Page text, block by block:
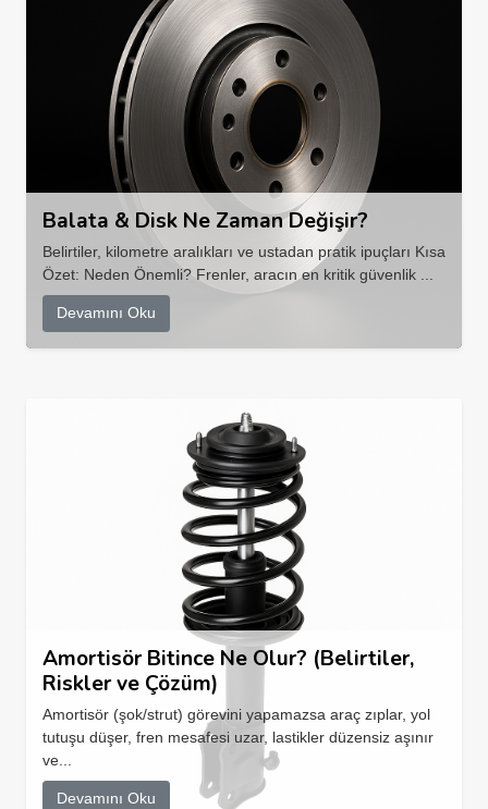
Balata & Disk Ne Zaman Değişir?
Belirtiler, kilometre aralıkları ve ustadan pratik ipuçları Kısa
Özet: Neden Önemli? Frenler, aracın en kritik güvenlik ...
Devamını Oku
Amortisör Bitince Ne Olur? (Belirtiler,
Riskler ve Çözüm)
Amortisör (şok/strut) görevini yapamazsa araç zıplar, yol
tutuşu düşer, fren mesafesi uzar, lastikler düzensiz aşınır
ve...
Devamını Oku